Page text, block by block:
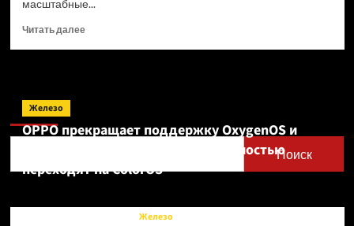
масштабные...
Читать далееПрочитать
вышла
и
план
Поиск
Поиск
Железо
OPPO прекращает поддержку OxygenOS и
Realme UI — OnePlus и realme полностью
переходят на ColorOS
Железо